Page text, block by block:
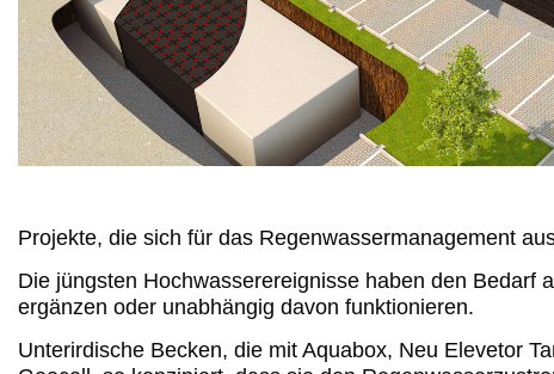
Projekte, die sich für das Regenwassermanagement
Die jüngsten Hochwasserereignisse haben den Bedarf
ergänzen oder unabhängig davon funktionieren.
Unterirdische Becken, die mit Aquabox, Neu Elevetor